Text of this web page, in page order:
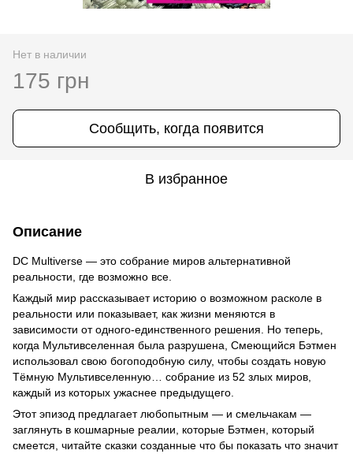
Нет в наличии
175 грн
Сообщить, когда появится
В избранное
Описание
DC Multiverse — это собрание миров альтернативной
реальности, где возможно все.
Каждый мир рассказывает историю о возможном расколе в
реальности или показывает, как жизни меняются в
зависимости от одного-единственного решения. Но теперь,
когда Мультивселенная была разрушена, Смеющийся Бэтмен
использовал свою богоподобную силу, чтобы создать новую
Тёмную Мультивселенную… собрание из 52 злых миров,
каждый из которых ужаснее предыдущего.
Этот эпизод предлагает любопытным — и смельчакам —
заглянуть в кошмарные реалии, которые Бэтмен, который
смеется, читайте сказки созданные что бы показать что значит